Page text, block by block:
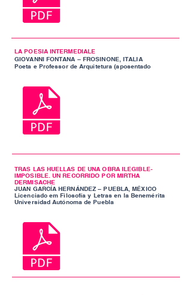
LA POESIA INTERMEDIALE
GIOVANNI FONTANA – FROSINONE, ITALIA
Poeta e Professor de Arquitetura (aposentado
TRAS LAS HUELLAS DE UNA OBRA ILEGIBLE-
IMPOSIBLE. UN RECORRIDO POR MIRTHA
DERMISACHE
JUAN GARCÍA HERNÁNDEZ – PUEBLA, MÉXICO
Licenciado em Filosofía y Letras en la Benemérita
Universidad Autónoma de Puebla